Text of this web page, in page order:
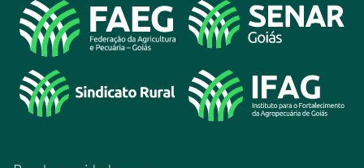
Acesso à Informação
@sistemafaeg
/SistemaFaeg
/sistemafaeg
/SistemaFaeg